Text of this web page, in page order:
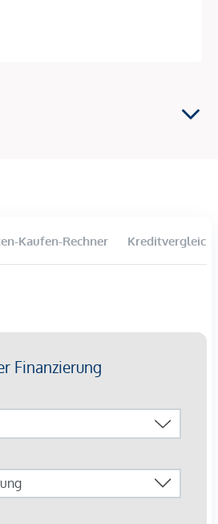
von privaten E-
seine ruhigen Wohngegenden,
und einer sehr
Bedarfs, Kindergärten, Schulen,
und sogar ein Golfclub samt
sich in unmittelbarer Nähe zum
man auf die Autobahn, über die
Wiener Stadtzentrum erreicht.
auch die Straßenbahn nur wenige
eine direkte Verbindung zur U6-
Kaufen-Rechner Kreditvergleich